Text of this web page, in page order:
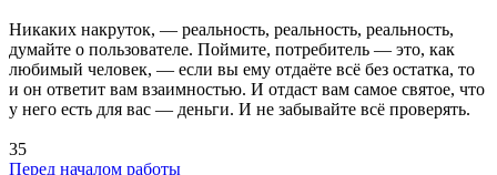
Никаких накруток, — реальность, реальность, реальность,
думайте о пользователе. Поймите, потребитель — это, как
любимый человек, — если вы ему отдаёте всё без остатка, то
и он ответит вам взаимностью. И отдаст вам самое святое, что
у него есть для вас — деньги. И не забывайте всё проверять.
35
Перед началом работы